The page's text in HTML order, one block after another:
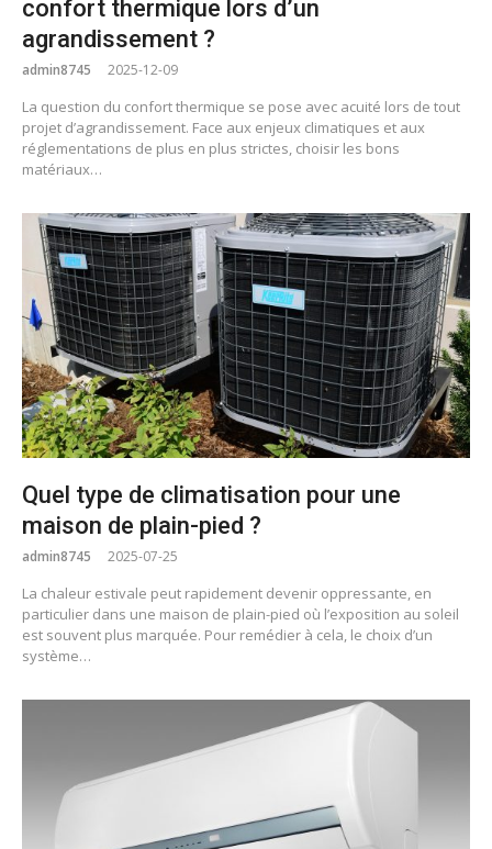
confort thermique lors d’un
agrandissement ?
admin8745 2025-12-09
La question du confort thermique se pose avec acuité lors de tout
projet d’agrandissement. Face aux enjeux climatiques et aux
réglementations de plus en plus strictes, choisir les bons
matériaux…
Quel type de climatisation pour une
maison de plain-pied ?
admin8745 2025-07-25
La chaleur estivale peut rapidement devenir oppressante, en
particulier dans une maison de plain-pied où l’exposition au soleil
est souvent plus marquée. Pour remédier à cela, le choix d’un
système…